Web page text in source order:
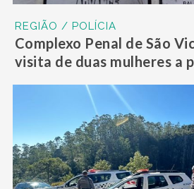
REGIÃO / POLÍCIA
Complexo Penal de São
visita de duas mulheres a